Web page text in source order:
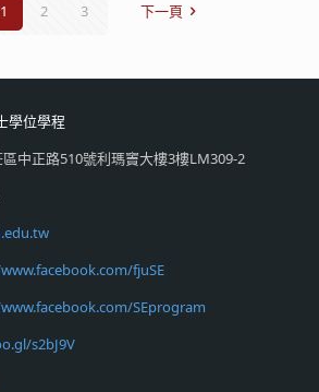
1 2 3 下一頁
學位學程
中正路510號利瑪竇大樓3樓LM309-2
fjuSE
SEprogram
s2bJ9V